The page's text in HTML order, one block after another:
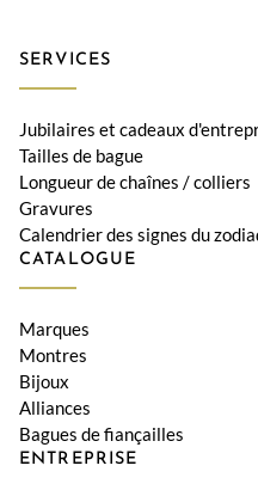
SERVICES
Jubilaires et cadeaux
Tailles de bague
Longueur de chaînes / colliers
Gravures
Calendrier des signes du
CATALOGUE
Marques
Montres
Bijoux
Alliances
Bagues de fiançailles
ENTREPRISE